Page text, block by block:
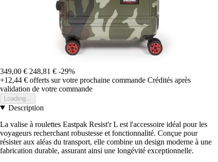
349,00 € 248,81 € -29%
+12,44 € offerts sur votre prochaine commande Crédités après
validation de votre commande
Loading...
Description
La valise à roulettes Eastpak Resist'r L est l'accessoire idéal pour les
voyageurs recherchant robustesse et fonctionnalité. Conçue pour
résister aux aléas du transport, elle combine un design moderne à une
fabrication durable, assurant ainsi une longévité exceptionnelle.